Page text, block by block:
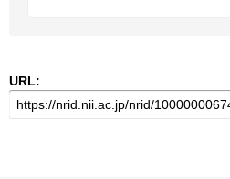
URL: